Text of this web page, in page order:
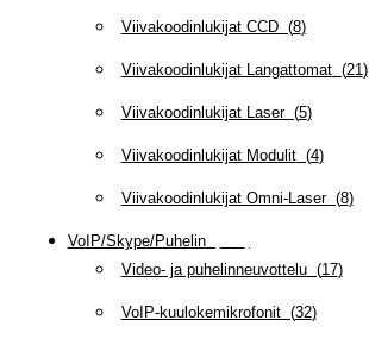
Viivakoodinlukijat CCD(8)
Viivakoodinlukijat Langattomat(21)
Viivakoodinlukijat Laser(5)
Viivakoodinlukijat Modulit(4)
Viivakoodinlukijat Omni-Laser(8)
VoIP/Skype/Puhelin(
Video- ja puhelinneuvottelu(17)
VoIP-kuulokemikrofonit(32)